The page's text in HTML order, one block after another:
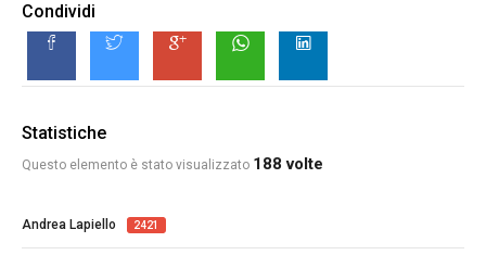
Condividi
Statistiche
Questo elemento è stato visualizzato 188 volte
Andrea Lapiello 2421